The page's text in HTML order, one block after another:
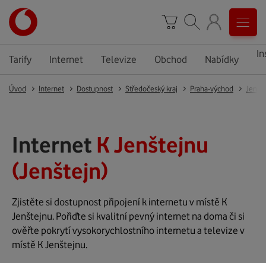
Tarify Internet Televize Obchod Nabídky
Úvod Internet Dostupnost Středočeský kraj Praha-východ
Internet K Jenštejnu
(Jenštejn)
Zjistěte si dostupnost připojení k internetu v místě K
Jenštejnu. Pořiďte si kvalitní pevný internet na doma či si
ověřte pokrytí vysokorychlostního internetu a televize v
místě K Jenštejnu.